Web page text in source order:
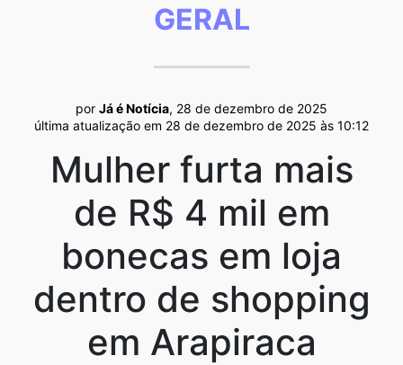
GERAL
por Já é Notícia, 28 de dezembro de 2025
última atualização em 28 de dezembro de 2025 às 10:12
Mulher furta mais
de R$ 4 mil em
bonecas em loja
dentro de shopping
em Arapiraca